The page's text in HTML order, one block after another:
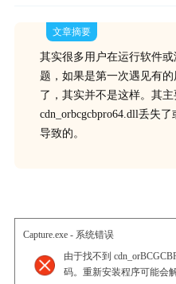
文章摘要
其实很多用户在运行软件
题，如果是第一次遇见有
了，其实并不是这样。其
cdn_orbcgcbpro64.dll丢失
导致的。
Capture.exe - 系统错误
由于找不到
码。重新安装程序可能会